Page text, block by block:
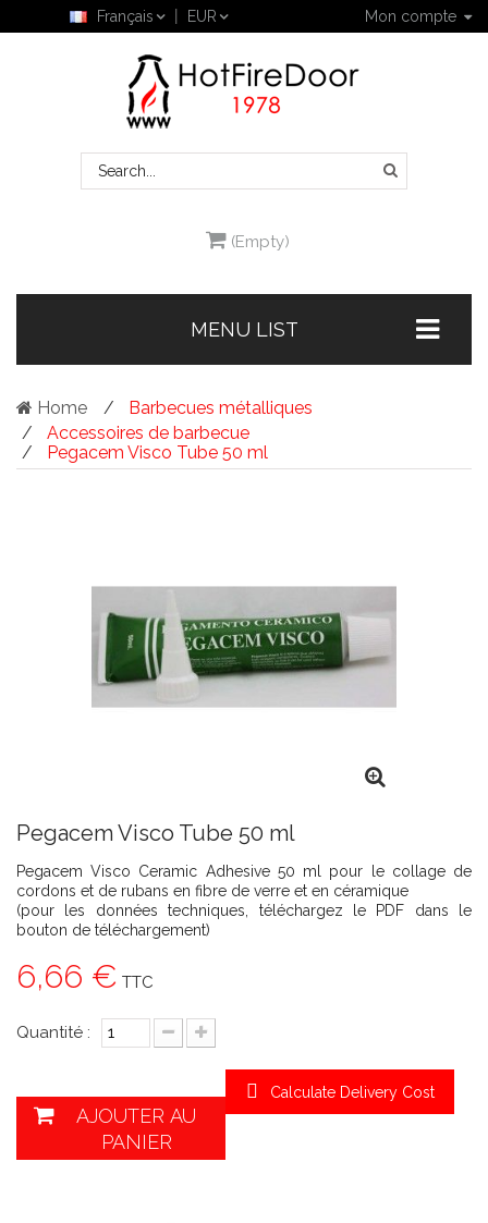
Mon compte
Français EUR
(Empty)
MENU LIST
Home
Barbecues métalliques
Accessoires de barbecue
Pegacem Visco Tube 50 ml
Pegacem Visco Tube 50 ml
Pegacem Visco Ceramic Adhesive 50 ml pour le collage de
cordons et de rubans en fibre de verre et en céramique
(pour les données techniques, téléchargez le PDF dans le
bouton de téléchargement)
6,66 € TTC
Quantité :
Calculate Delivery Cost
AJOUTER AU
PANIER